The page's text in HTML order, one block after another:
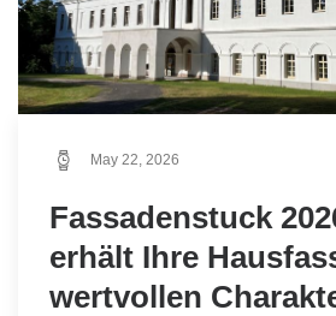
May 22, 2026
Fassadenstuck
erhält Ihre
wertvollen